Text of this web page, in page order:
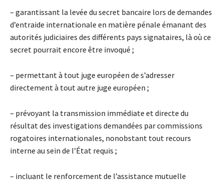
– garantissant la levée du secret bancaire lors de demandes
d’entraide internationale en matière pénale émanant des
autorités judiciaires des différents pays signataires, là où ce
secret pourrait encore être invoqué ;
– permettant à tout juge européen de s’adresser
directement à tout autre juge européen ;
– prévoyant la transmission immédiate et directe du
résultat des investigations demandées par commissions
rogatoires internationales, nonobstant tout recours
interne au sein de l’État requis ;
– incluant le renforcement de l’assistance mutuelle